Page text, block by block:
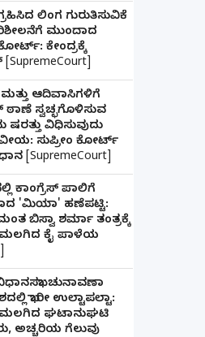
ಲಿಂಗ ಗುರುತಿಸುವಿಕೆ
ಮುಂದಾದ
ಕೋರ್ಟ್: ಕೇಂದ್ರಕ್ಕೆ
ಆದಿವಾಸಿಗಳಿಗೆ
ಸ್ವಚ್ಛಗೊಳಿಸುವ
ಷರತ್ತು ವಿಧಿಸುವುದು
ಸುಪ್ರೀಂ ಕೋರ್ಟ್
[SupremeCourt]
ಕಾಂಗ್ರೆಸ್ ಪಾಲಿಗೆ
'ಮಿಯಾ' ಹಣೆಪಟ್ಟಿ:
ಬಿಸ್ವಾ ಶರ್ಮಾ ತಂತ್ರಕ್ಕೆ
ಕೈ ಪಾಳೆಯ
ಚುನಾವಣಾ
ಭಾರೀ ಉಲ್ಟಾಪಲ್ಟಾ:
ಘಟಾನುಘಟಿ
ಅಚ್ಚರಿಯ ಗೆಲುವು